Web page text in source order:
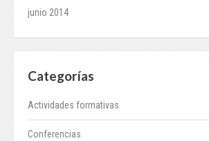
junio 2014
Categorías
Actividades formativas
Conferencias